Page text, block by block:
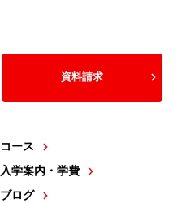
コース
入学案内・学費
ブログ
資料請求